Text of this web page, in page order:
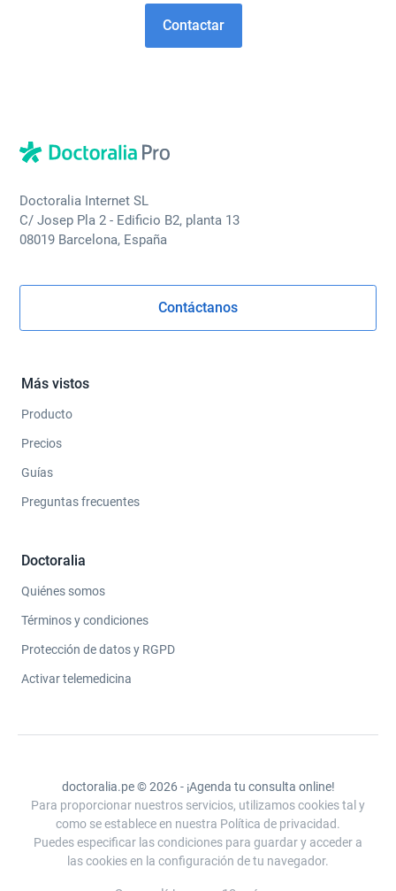
Contactar
Doctoralia Internet SL
C/ Josep Pla 2 - Edificio B2, planta 13
08019 Barcelona, España
Contáctanos
Más vistos
Producto
Precios
Guías
Preguntas frecuentes
Doctoralia
Quiénes somos
Términos y condiciones
Protección de datos y RGPD
Activar telemedicina
doctoralia.pe © 2026 - ¡Agenda tu consulta online!
Para proporcionar nuestros servicios, utilizamos cookies tal y
como se establece en nuestra Política de privacidad.
Puedes especificar las condiciones para guardar y acceder a
las cookies en la configuración de tu navegador.